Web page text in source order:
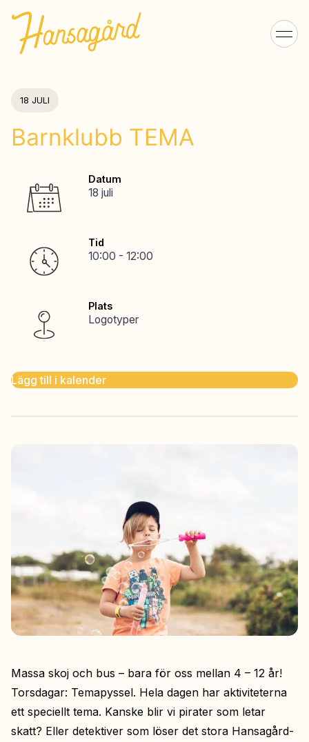
18 JULI
Barnklubb TEMA
Datum
18 juli
Tid
10:00 - 12:00
Plats
Logotyper
Lägg till i kalender
Massa skoj och bus – bara för oss mellan 4 – 12 år!
Torsdagar: Temapyssel. Hela dagen har aktiviteterna
ett speciellt tema. Kanske blir vi pirater som letar
skatt? Eller detektiver som löser det stora Hansagård-